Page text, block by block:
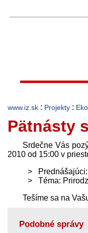
www.iz.sk : Projekty :
Pätnásty
Srdečne Vás
2010 od 15:00 v
Téma:
Tešíme sa na
Podobné správy